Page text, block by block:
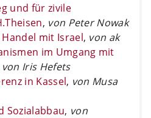
und für zivile
, von Peter Nowak
mit Israel, von ak
im Umgang mit
von Iris Hefets
in Kassel, von Musa
Sozialabbau, von